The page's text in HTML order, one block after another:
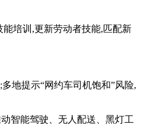
培训,更新劳动者技能,匹配新
地提示“网约车司机饱和”风险,
智能驾驶、无人配送、黑灯工